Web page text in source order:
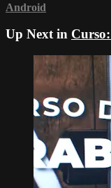
Android
Up Next in